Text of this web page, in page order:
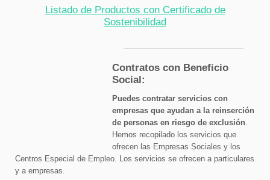
Listado de Productos con Certificado de
Sostenibilidad
Contratos con Beneficio
Social:
Puedes contratar servicios con
empresas que ayudan a la reinserción
de personas en riesgo de exclusión.
Hemos recopilado los servicios que
ofrecen las Empresas Sociales y los
Centros Especial de Empleo. Los servicios se ofrecen a particulares
y a empresas.